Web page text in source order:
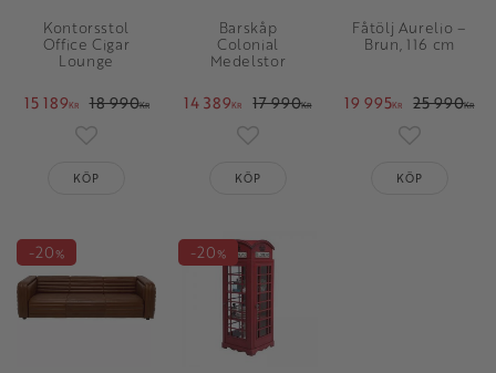
Kontorsstol
Office Cigar
Lounge
15 189KR 18 990KR
Lägg till i favoriter
KÖP
Barskåp
Colonial
Medelstor
14 389KR 17 990KR
Lägg till i favoriter
KÖP
Fåtölj Aurelio –
Brun, 116 cm
19 995KR 25 990KR
Lägg till i
KÖP
20% 20%